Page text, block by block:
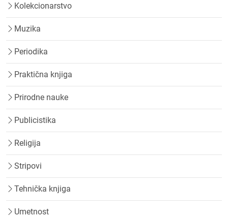
Kolekcionarstvo
Muzika
Periodika
Praktična knjiga
Prirodne nauke
Publicistika
Religija
Stripovi
Tehnička knjiga
Umetnost